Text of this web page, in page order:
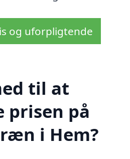
og uforpligtende
til at
prisen på
i Hem?